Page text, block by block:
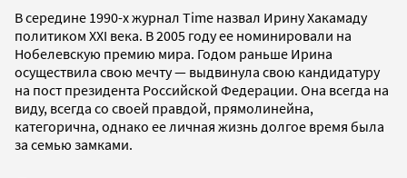
В середине 1990-х журнал Time назвал Ирину Хакамаду
политиком XXI века. В 2005 году ее номинировали на
Нобелевскую премию мира. Годом раньше Ирина
осуществила свою мечту — выдвинула свою кандидатуру
на пост президента Российской Федерации. Она всегда на
виду, всегда со своей правдой, прямолинейна,
категорична, однако ее личная жизнь долгое время была
за семью замками.